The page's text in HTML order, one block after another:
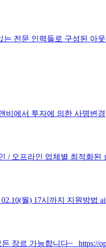
전문 인력들로 구성된 아
서 투자에 의한 사명변
/ 오프라인 업체별 최적화
월) 17시까지 지원방
르 가능합니다~ https://